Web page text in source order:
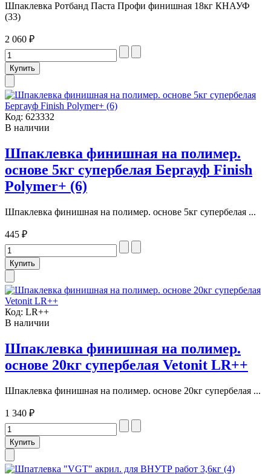
Шпаклевка Ротбанд Паста Профи финишная 18кг КНАУФ
(33)
2 060 ₽
Код: 623332
В наличии
Шпаклевка финишная на полимер.
основе 5кг супербелая Бергауф Finish
Polymer+ (6)
Шпаклевка финишная на полимер. основе 5кг супербелая ...
445 ₽
Код: LR++
В наличии
Шпаклевка финишная на полимер.
основе 20кг супербелая Vetonit LR++
Шпаклевка финишная на полимер. основе 20кг супербелая ...
1 340 ₽